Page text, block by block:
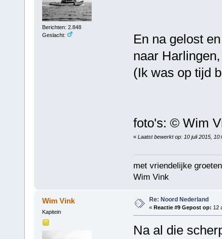
Berichten: 2.848
Geslacht:
En na gelost
naar
(Ik was op tijd
foto's: © Wim
« Laatst bewerkt op: 10 juli 2015,
met vriendelijke
Wim Vink
Wim Vink
Kapitein
Re: Noord Nederland
« Reactie #9 Gepost op: 12
Na al die